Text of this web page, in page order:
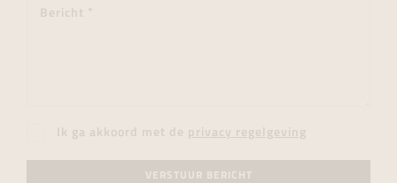
Ik ga akkoord met de privacy regelgeving
VERSTUUR BERICHT